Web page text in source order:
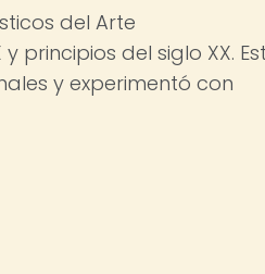
del Arte
principios del siglo XX.
y experimentó con